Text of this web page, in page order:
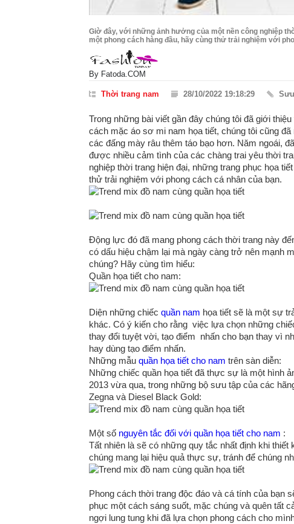
Giờ đây, với những ảnh hưởng của một nền công nghiệp
một phong cách hàng đầu, hãy cùng thử trải nghiệm với
By Fatoda.COM
Thời trang nam 28/10/2022 19:18:29
Trong những bài viết gần đây chúng tôi đã giới
cách mặc áo sơ mi nam họa tiết, chúng tôi cũng
các đấng mày râu thêm táo bạo hơn. Năm ngoái,
được nhiều cảm tình của các chàng trai yêu thời
nghiệp thời trang hiện đại, những trang phục họa
thử trải nghiệm với phong cách cá nhân của bạn.
Động lực đó đã mang phong cách thời trang này
có dấu hiệu chậm lại mà ngày càng trở nên mạnh
chúng? Hãy cùng tìm hiểu:
Quần họa tiết cho nam:
Diện những chiếc quần nam họa tiết sẽ là một sự
khác. Có ý kiến cho rằng việc lựa chọn những
thay đổi tuyệt vời, tạo điểm nhấn cho bạn thay vì
hay dùng tạo điểm nhấn.
Những mẫu quần họa tiết cho nam trên sàn diễn:
Những chiếc quần họa tiết đã thực sự là một hình
2013 vừa qua, trong những bộ sưu tập của các
Zegna và Diesel Black Gold:
Một số nguyên tắc đối với quần họa tiết cho nam :
Tất nhiên là sẽ có những quy tắc nhất định khi
chúng mang lại hiệu quả thực sự, tránh để chúng
Phong cách thời trang độc đáo và cá tính của bạn
phục một cách sáng suốt, mặc chúng và quên tất
ngợi lung tung khi đã lựa chọn phong cách cho